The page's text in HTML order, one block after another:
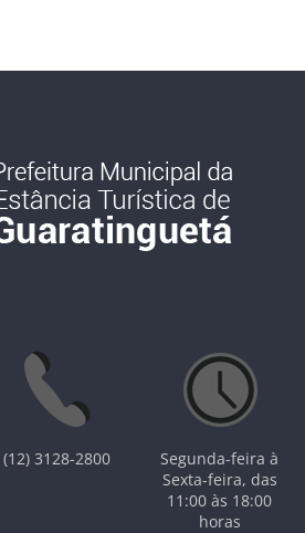
(12) 3128-2800
Segunda-feira à
Sexta-feira, das
11:00 às 18:00
horas